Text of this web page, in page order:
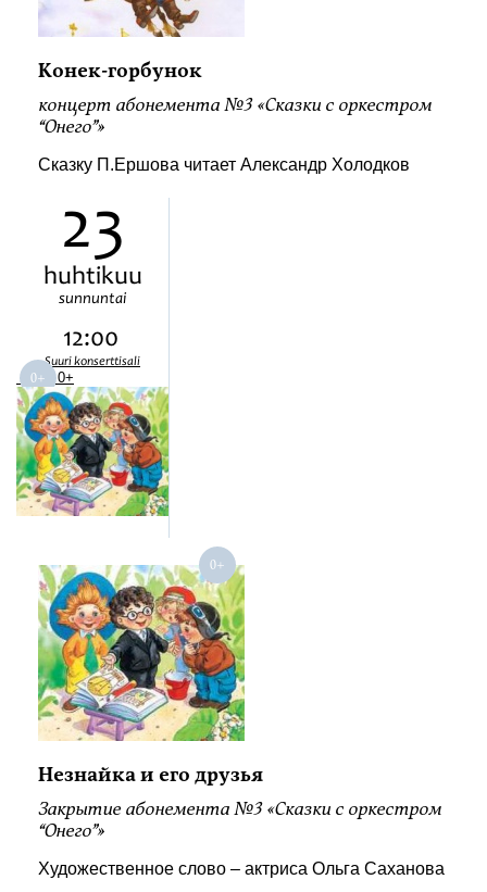
Конек-горбунок
концерт абонемента №3 «Сказки с оркестром
“Онего”»
Сказку П.Ершова читает Александр Холодков
23
huhtikuu
sunnuntai
12:00
Suuri konserttisali
0+
Незнайка и его друзья
Закрытие абонемента №3 «Сказки с оркестром
“Онего”»
Художественное слово – актриса Ольга Саханова